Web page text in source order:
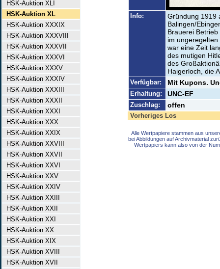
HSK-Auktion XLI
HSK-Auktion XL
HSK-Auktion XXXIX
HSK-Auktion XXXVIII
HSK-Auktion XXXVII
HSK-Auktion XXXVI
HSK-Auktion XXXV
HSK-Auktion XXXIV
HSK-Auktion XXXIII
HSK-Auktion XXXII
HSK-Auktion XXXI
HSK-Auktion XXX
HSK-Auktion XXIX
HSK-Auktion XXVIII
HSK-Auktion XXVII
HSK-Auktion XXVI
HSK-Auktion XXV
HSK-Auktion XXIV
HSK-Auktion XXIII
HSK-Auktion XXII
HSK-Auktion XXI
HSK-Auktion XX
HSK-Auktion XIX
HSK-Auktion XVIII
HSK-Auktion XVII
Info:
Gründung 1919
Balingen/
Brauerei Betrieb
im
war eine Zeit
des mutigen
des
Haigerloch, die
Verfügbar: Mit Kupons.
Erhaltung: UNC-EF
Zuschlag: offen
Vorheriges Los
Alle Wertpapiere stammen aus
bei Abbildungen auf Archivmaterial
Wertpapiers kann also von der